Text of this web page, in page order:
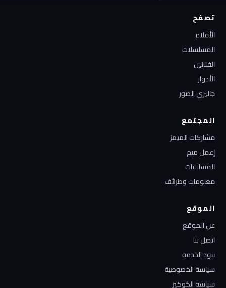
تصفح
الأفلام
المسلسلات
الفنانين
الأدوار
جاليري الصور
المجتمع
مشاركات الميمز
إعمل ميم
المسابقات
معلومات وطرائف
الموقع
عن الموقع
اتصل بنا
بنود الخدمة
سياسة الخصوصية
سياسة الكوكيز